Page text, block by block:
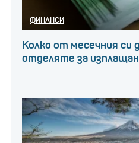
ФИНАНСИ
Колко от месечния си
отделяте за